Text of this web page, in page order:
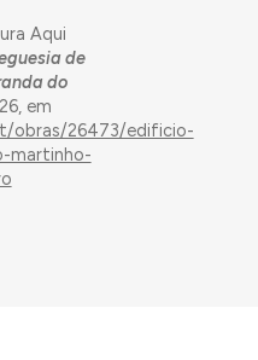
Aqui
de
do
em
obras/26473/edificio-
martinho-